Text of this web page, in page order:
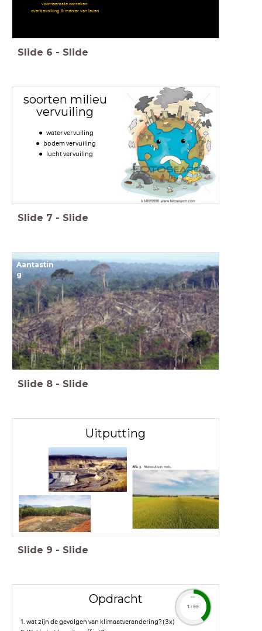
voornaamste oorzaken:
overbevolking & manier van leven
Slide 6 - Slide
soorten milieu
vervuiling
water vervuiling
bodem vervuiling
lucht vervuiling
Slide 7 - Slide
Aantastin
g
Slide 8 - Slide
Uitputting
Slide 9 - Slide
Opdracht
1. wat zijn de gevolgen van klimaatverandering? (3x)
timer
1:00